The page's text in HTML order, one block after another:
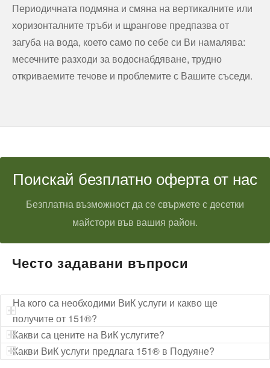
Периодичната подмяна и смяна на вертикалните или
хоризонталните тръби и щрангове предпазва от
загуба на вода, което само по себе си Ви намалява:
месечните разходи за водоснабдяване, трудно
откриваемите течове и проблемите с Вашите съседи.
Поискай безплатно оферта от нас
Безплатна възможност да се свържете с десетки
майстори във вашия район.
Често задавани въпроси
На кого са необходими ВиК услуги и какво ще
получите от 151®?
Какви са цените на ВиК услугите?
Какви ВиК услуги предлага 151® в Подуяне?